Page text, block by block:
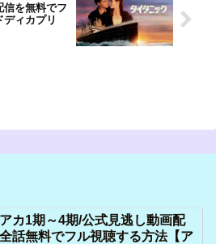
信を無料でフ
ディカプリ
カ1期～4期/公式見逃し動画配
話無料でフル視聴する方法【ア